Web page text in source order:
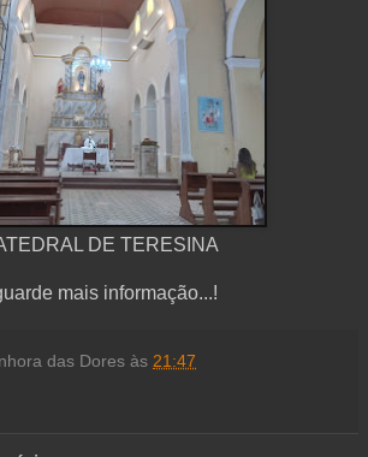
DE TERESINA
mais informação...!
das Dores às 21:47